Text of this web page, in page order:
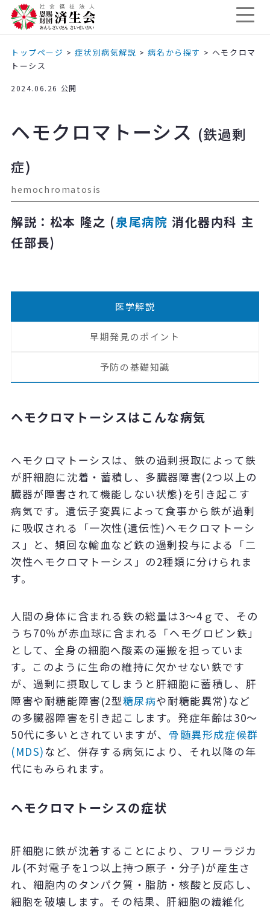
トップページ >症状別病気解説 >病名から探す > ヘモクロマ
トーシス
2024.06.26 公開
ヘモクロマトーシス (鉄過剰
症)
hemochromatosis
解説：松本 隆之 (泉尾病院 消化器内科 主
任部長)
医学解説
早期発見のポイント
予防の基礎知識
ヘモクロマトーシスはこんな病気
ヘモクロマトーシスは、鉄の過剰摂取によって鉄
が肝細胞に沈着・蓄積し、多臓器障害(2つ以上の
臓器が障害されて機能しない状態)を引き起こす
病気です。遺伝子変異によって食事から鉄が過剰
に吸収される「一次性(遺伝性)ヘモクロマトーシ
ス」と、頻回な輸血など鉄の過剰投与による「二
次性ヘモクロマトーシス」の2種類に分けられま
す。
人間の身体に含まれる鉄の総量は3〜4ｇで、その
うち70％が赤血球に含まれる「ヘモグロビン鉄」
として、全身の細胞へ酸素の運搬を担っていま
す。このように生命の維持に欠かせない鉄です
が、過剰に摂取してしまうと肝細胞に蓄積し、肝
障害や耐糖能障害(2型糖尿病や耐糖能異常)など
の多臓器障害を引き起こします。発症年齢は30〜
50代に多いとされていますが、 骨髄異形成症候群
(MDS) など、併存する病気により、それ以降の年
代にもみられます。
ヘモクロマトーシスの症状
肝細胞に鉄が沈着することにより、フリーラジカ
ル(不対電子を1つ以上持つ原子・分子)が産生さ
れ、細胞内のタンパク質・脂肪・核酸と反応し、
細胞を破壊します。その結果、肝細胞の繊維化